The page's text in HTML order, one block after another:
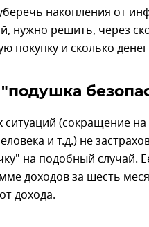
накопления от
нужно решить, через
покупку и сколько
(сокращение
и т.д.) не
на подобный случай.
доходов за шесть
дохода.